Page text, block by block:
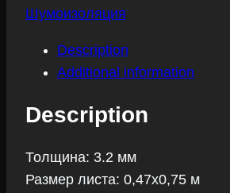
Шумоизоляция
Description
Additional information
Description
Толщина: 3.2 мм
Размер листа: 0,47х0,75 м